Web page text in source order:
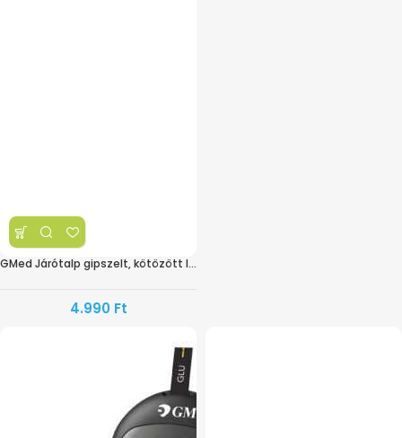
GMed Járótalp gipszelt, kötözött lábra
4.990 Ft